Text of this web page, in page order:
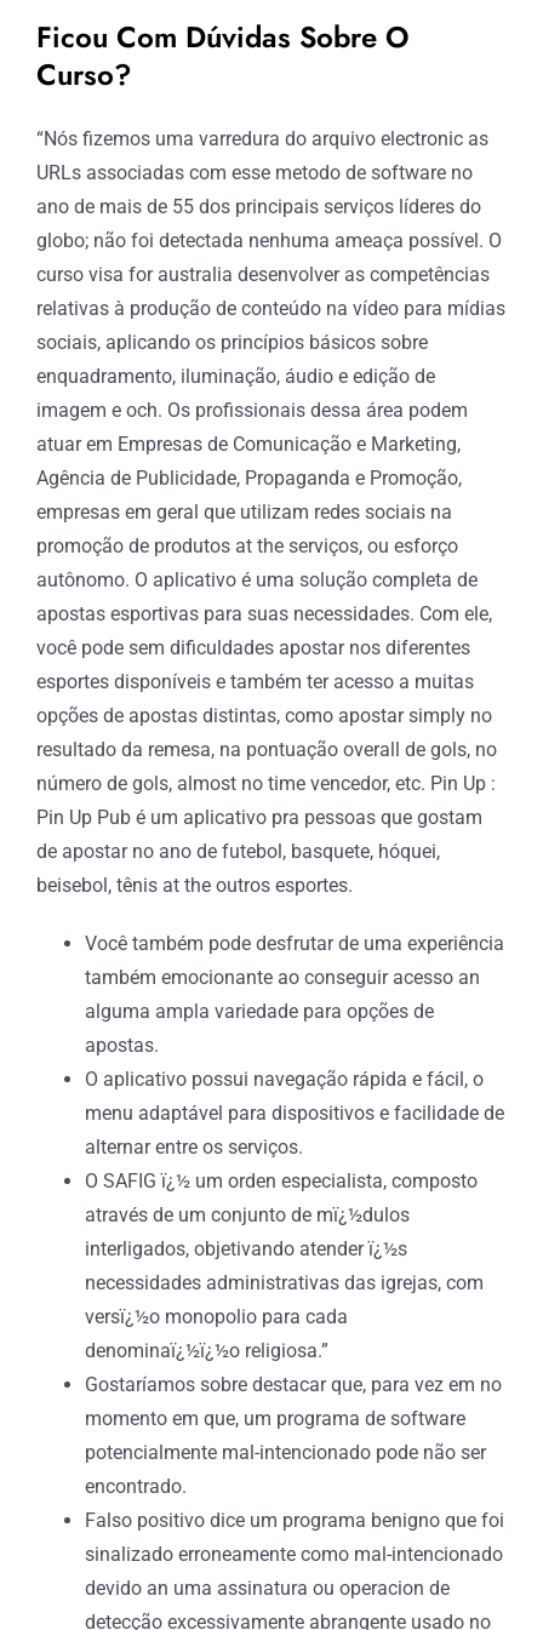
Ficou Com Dúvidas Sobre O
Curso?
“Nós fizemos uma varredura do arquivo electronic as
URLs associadas com esse metodo de software no
ano de mais de 55 dos principais serviços líderes do
globo; não foi detectada nenhuma ameaça possível. O
curso visa for australia desenvolver as competências
relativas à produção de conteúdo na vídeo para mídias
sociais, aplicando os princípios básicos sobre
enquadramento, iluminação, áudio e edição de
imagem e och. Os profissionais dessa área podem
atuar em Empresas de Comunicação e Marketing,
Agência de Publicidade, Propaganda e Promoção,
empresas em geral que utilizam redes sociais na
promoção de produtos at the serviços, ou esforço
autônomo. O aplicativo é uma solução completa de
apostas esportivas para suas necessidades. Com ele,
você pode sem dificuldades apostar nos diferentes
esportes disponíveis e também ter acesso a muitas
opções de apostas distintas, como apostar simply no
resultado da remesa, na pontuação overall de gols, no
número de gols, almost no time vencedor, etc. Pin Up :
Pin Up Pub é um aplicativo pra pessoas que gostam
de apostar no ano de futebol, basquete, hóquei,
beisebol, tênis at the outros esportes.
Você também pode desfrutar de uma experiência
também emocionante ao conseguir acesso an
alguma ampla variedade para opções de
apostas.
O aplicativo possui navegação rápida e fácil, o
menu adaptável para dispositivos e facilidade de
alternar entre os serviços.
O SAFIG ï¿½ um orden especialista, composto
através de um conjunto de mï¿½dulos
interligados, objetivando atender ï¿½s
necessidades administrativas das igrejas, com
versï¿½o monopolio para cada
denominaï¿½ï¿½o religiosa.”
Gostaríamos sobre destacar que, para vez em no
momento em que, um programa de software
potencialmente mal-intencionado pode não ser
encontrado.
Falso positivo dice um programa benigno que foi
sinalizado erroneamente como mal-intencionado
devido an uma assinatura ou operacion de
detecção excessivamente abrangente usado no